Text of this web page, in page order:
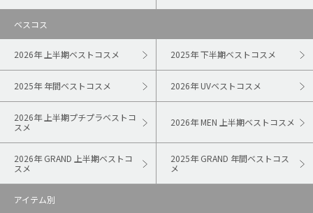
ベスコス
2026年 上半期ベストコスメ 2025年 下半期ベストコスメ
2025年 年間ベストコスメ 2026年 UVベストコスメ
2026年 上半期プチプラベストコ
スメ
2026年 MEN 上半期ベストコスメ
2026年 GRAND 上半期ベストコ
スメ
2025年 GRAND 年間ベストコス
メ
アイテム別